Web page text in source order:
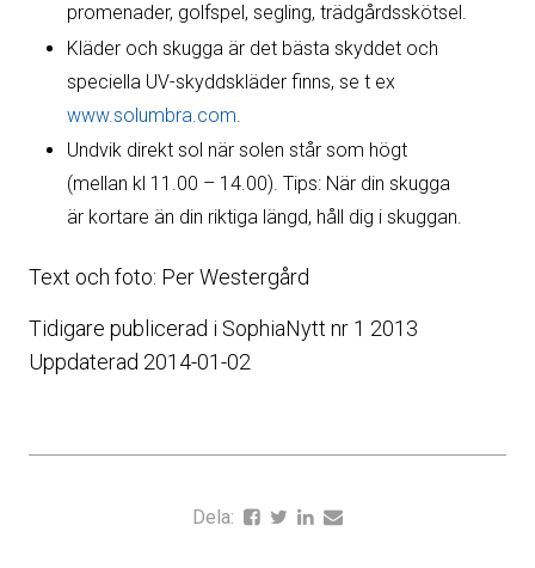
promenader, golfspel, segling, trädgårdsskötsel.
Kläder och skugga är det bästa skyddet och
speciella UV-skyddskläder finns, se t ex
www.solumbra.com
Undvik direkt sol när solen står som högt
(mellan kl 11.00 – 14.00). Tips: När din skugga
är kortare än din riktiga längd, håll dig i skuggan.
Text och foto: Per Westergård
Tidigare publicerad i SophiaNytt nr 1 2013
Uppdaterad 2014-01-02
Dela: